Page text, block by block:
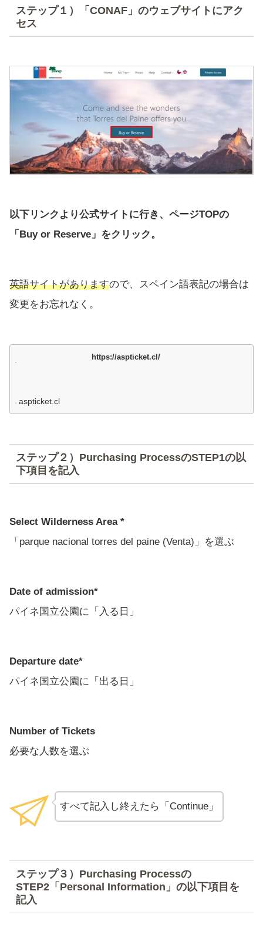
ステップ１）「CONAF」のウェブサイトにアク
セス
以下リンクより公式サイトに行き、ページTOPの
「Buy or Reserve」をクリック。
英語サイトがありますので、スペイン語表記の場合は
変更をお忘れなく。
https://aspticket.cl/
aspticket.cl
ステップ２）Purchasing ProcessのSTEP1の以
下項目を記入
Select Wilderness Area *
「parque nacional torres del paine (Venta)」を選ぶ
Date of admission*
パイネ国立公園に「入る日」
Departure date*
パイネ国立公園に「出る日」
Number of Tickets
必要な人数を選ぶ
すべて記入し終えたら「Continue」
ステップ３）Purchasing Processの
STEP2「Personal Information」の以下項目を
記入